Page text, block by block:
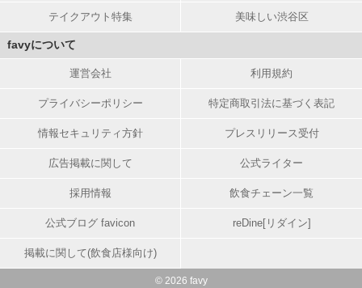
テイクアウト特集 美味しい渋谷区
favyについて
運営会社 利用規約
プライバシーポリシー 特定商取引法に基づく表記
情報セキュリティ方針 プレスリリース受付
広告掲載に関して 公式ライター
採用情報 飲食チェーン一覧
公式ブログ favicon reDine[リダイン]
掲載に関して(飲食店様向け)
© 2026 favy